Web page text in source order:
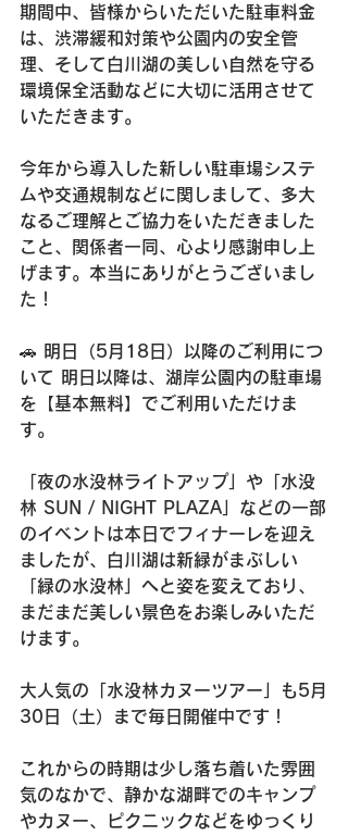
期間中、皆様からいただいた駐車料金
は、渋滞緩和対策や公園内の安全管
理、そして白川湖の美しい自然を守る
環境保全活動などに大切に活用させて
いただきます。
今年から導入した新しい駐車場システ
ムや交通規制などに関しまして、多大
なるご理解とご協力をいただきました
こと、関係者一同、心より感謝申し上
げます。本当にありがとうございまし
た！
🚗 明日（5月18日）以降のご利用につ
いて 明日以降は、湖岸公園内の駐車場
を【基本無料】でご利用いただけま
す。
「夜の水没林ライトアップ」や「水没
林 SUN / NIGHT PLAZA」などの一部
のイベントは本日でフィナーレを迎え
ましたが、白川湖は新緑がまぶしい
「緑の水没林」へと姿を変えており、
まだまだ美しい景色をお楽しみいただ
けます。
大人気の「水没林カヌーツアー」も5月
30日（土）まで毎日開催中です！
これからの時期は少し落ち着いた雰囲
気のなかで、静かな湖畔でのキャンプ
やカヌー、ピクニックなどをゆっくり